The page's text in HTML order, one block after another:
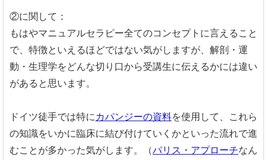
②に関して：
もはやマニュアルセラピー全てのコンセプトに言えること
で、特徴といえるほどではない気がしますが、解剖・運
動・生理学をどんな切り口から受講生に伝えるかには違い
があると思います。
ドイツ徒手では特にカパンジーの資料を使用して、これら
の知識をいかに臨床に結び付けていくかといった流れで進
むことが多かった気がします。（パリス・アプローチなん